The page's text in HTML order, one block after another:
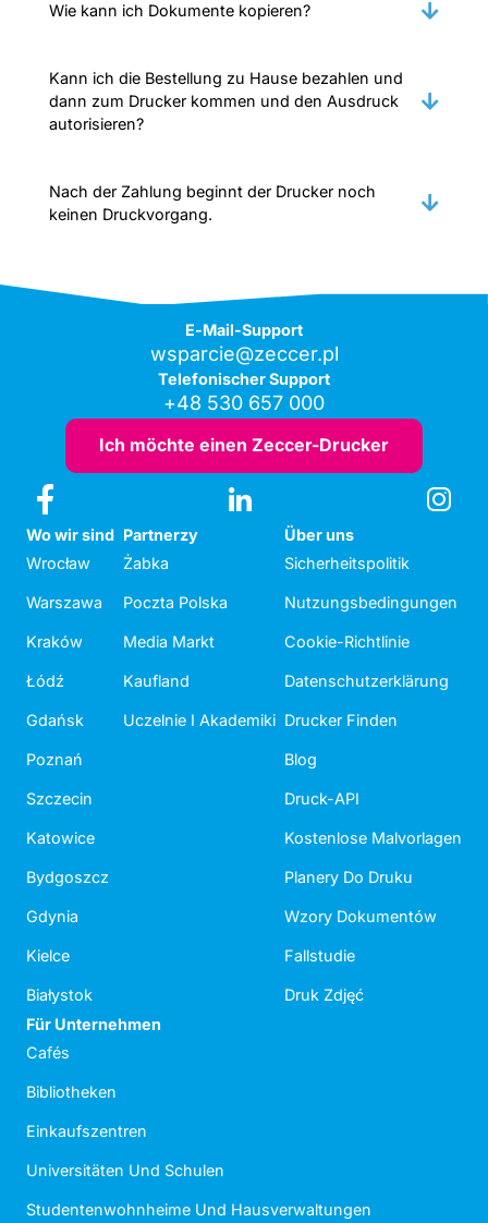
Wie kann ich Dokumente kopieren?
Kann ich die Bestellung zu Hause bezahlen und
dann zum Drucker kommen und den Ausdruck
autorisieren?
Nach der Zahlung beginnt der Drucker noch
keinen Druckvorgang.
E-Mail-Support
wsparcie@zeccer.pl
Telefonischer Support
+48 530 657 000
Ich möchte einen Zeccer-Drucker
Wo wir sind
Wrocław
Warszawa
Kraków
Łódź
Gdańsk
Poznań
Szczecin
Katowice
Bydgoszcz
Gdynia
Kielce
Białystok
Partnerzy
Żabka
Poczta Polska
Media Markt
Kaufland
Uczelnie I Akademiki
Über uns
Sicherheitspolitik
Nutzungsbedingungen
Cookie-Richtlinie
Datenschutzerklärung
Drucker Finden
Blog
Druck-API
Kostenlose Malvorlagen
Planery Do Druku
Wzory Dokumentów
Fallstudie
Druk Zdjęć
Für Unternehmen
Cafés
Bibliotheken
Einkaufszentren
Universitäten Und Schulen
Studentenwohnheime Und Hausverwaltungen